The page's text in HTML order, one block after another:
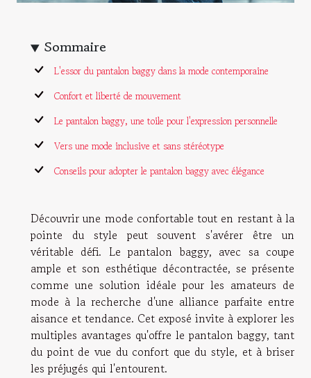
Sommaire
L'essor du pantalon baggy dans la mode contemporaine
Confort et liberté de mouvement
Le pantalon baggy, une toile pour l'expression personnelle
Vers une mode inclusive et sans stéréotype
Conseils pour adopter le pantalon baggy avec élégance
Découvrir une mode confortable tout en restant à la
pointe du style peut souvent s'avérer être un
véritable défi. Le pantalon baggy, avec sa coupe
ample et son esthétique décontractée, se présente
comme une solution idéale pour les amateurs de
mode à la recherche d'une alliance parfaite entre
aisance et tendance. Cet exposé invite à explorer les
multiples avantages qu'offre le pantalon baggy, tant
du point de vue du confort que du style, et à briser
les préjugés qui l'entourent.